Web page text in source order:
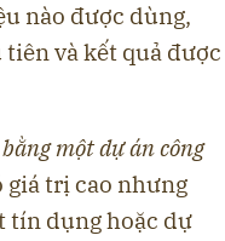
nào được dùng,
và kết quả được
một dự án công
trị cao nhưng
tín dụng hoặc dự